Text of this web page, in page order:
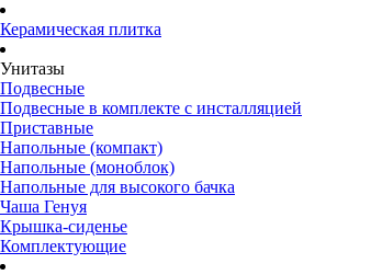
Керамическая плитка
Унитазы
Подвесные
Подвесные в комплекте с инсталляцией
Приставные
Напольные (компакт)
Напольные (моноблок)
Напольные для высокого бачка
Чаша Генуя
Крышка-сиденье
Комплектующие